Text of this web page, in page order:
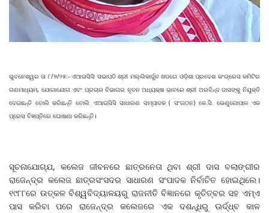
ଭୁବନେଶ୍ୱର ତା ୮/୭/୨୫:- ଏଆଇସିସି ସଭାପତି ଶ୍ରୀ ମଲ୍ଲିକାର୍ଜୁନ ଖଡଗେ ଓଡ଼ିଶା ପ୍ରଦେଶ କଂଗ୍ରେସ କମିଟିର
ଗଣମାଧ୍ୟମ, ଯୋଗାଯୋଗ ଏବଂ ପ୍ରଚାର ବିଭାଗର ନୂତନ ଅଧ୍ୟକ୍ଷ ଭାବରେ ଶ୍ରୀ ଅରବିନ୍ଦ ଦାସଙ୍କୁ ନିଯୁକ୍ତି
ଦେଇଛନ୍ତି ବୋଲି କରିଛନ୍ତି ବୋଲି ଏଆଇସିସି ସାଧାରଣ ସମ୍ପାଦକ ( ସଂଗଠନ) କେ.ସି. ଭେଣୁଗୋପାଳ ଏକ
ପ୍ରେସ ବିଜ୍ଞପ୍ତିରେ ଘୋଷଣା କରିଛନ୍ତି।
ସୂଚନାଯୋଗ୍ଯ, କଲେଜ ଜୀବନରେ ଛାତ୍ରନେତା ଥିବା ଶ୍ରୀ ଦାସ ବଲାଙ୍ଗୀର
ରାଜେନ୍ଦ୍ର କଲେଜ ଛାତ୍ରସଂସଦର ସାଧାରଣ ସଂପାଦକ ନିର୍ବାଚିତ ହୋଇଥିଲେ।
୧୯୮୮ରେ ଉତ୍କଳ ବିଶ୍ୱବିଦ୍ୟାଳୟରୁ ରାଜନୀତି ବିଜ୍ଞାନରେ କୃତିତ୍ବର ସହ ଏମ୍ଏ
ପାସ କରିବା ପରେ ରାଜେନ୍ଦ୍ର କଲେଜରେ ଏକ ଦଶନ୍ଧିରୁ ଊର୍ଦ୍ଧ୍ବ କାଳ